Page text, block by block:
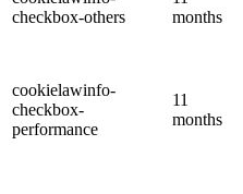
checkbox-others
months
cookielawinfo-
checkbox-
performance
11
months